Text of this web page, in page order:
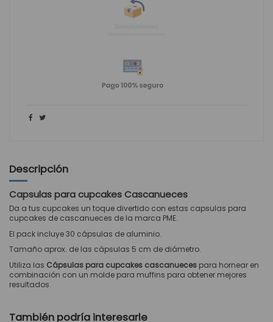
Descripción
Capsulas para cupcakes Cascanueces
Da a tus cupcakes un toque divertido con estas capsulas para
cupcakes de cascanueces de la marca PME.
El pack incluye 30 cápsulas de aluminio.
Tamaño aprox. de las cápsulas 5 cm de diámetro.
Utiliza las Cápsulas para cupcakes cascanueces para hornear en
combinación con un molde para muffins para obtener mejores
resultados.
También podría interesarle